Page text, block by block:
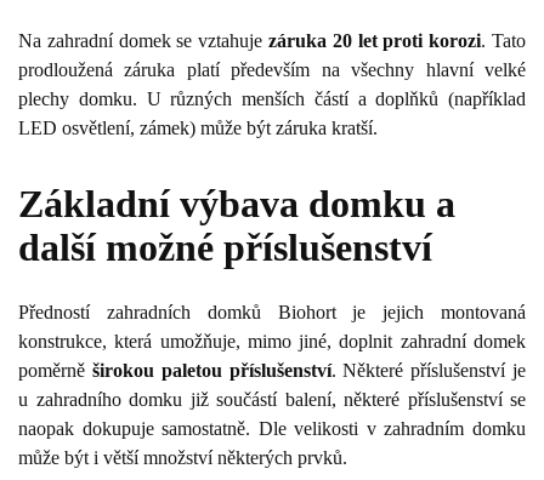
Na zahradní domek se vztahuje záruka 20 let proti korozi. Tato
prodloužená záruka platí především na všechny hlavní velké
plechy domku. U různých menších částí a doplňků (například
LED osvětlení, zámek) může být záruka kratší.
Základní výbava domku a
další možné příslušenství
Předností zahradních domků Biohort je jejich montovaná
konstrukce, která umožňuje, mimo jiné, doplnit zahradní domek
poměrně širokou paletou příslušenství. Některé příslušenství je
u zahradního domku již součástí balení, některé příslušenství se
naopak dokupuje samostatně. Dle velikosti v zahradním domku
může být i větší množství některých prvků.